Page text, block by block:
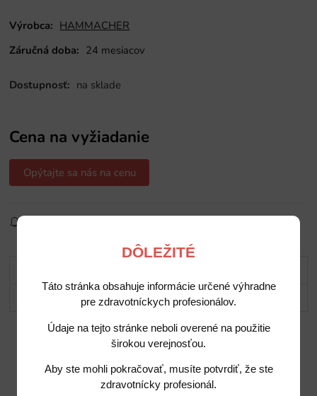
DÔLEŽITÉ
Táto stránka obsahuje informácie určené výhradne
pre zdravotníckych profesionálov.
Údaje na tejto stránke neboli overené na použitie
širokou verejnosťou.
Aby ste mohli pokračovať, musíte potvrdiť, že ste
zdravotnícky profesionál.
Výrobca: HAMMACHER
Záručná doba: 24 mesiacov
Dostupnosť: na sklade
Cena na vyžiadanie
Opýtajte sa nás na cenu
Potrebujete poradiť?